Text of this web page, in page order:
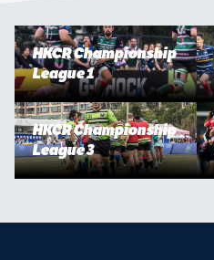
HKCR Championship
League 1
HKCR Championship
League 3